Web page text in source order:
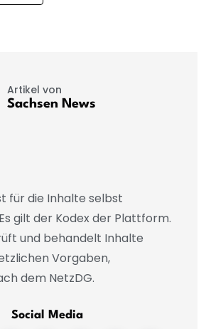
Artikel von
Sachsen News
für die Inhalte selbst
gilt der Kodex der Plattform.
und behandelt Inhalte
Vorgaben,
dem NetzDG.
Social Media